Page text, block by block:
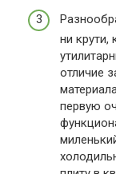
ни крути,
отличие
первую